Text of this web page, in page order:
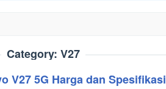
Category: V27
V27 5G Harga dan Spesifikasi